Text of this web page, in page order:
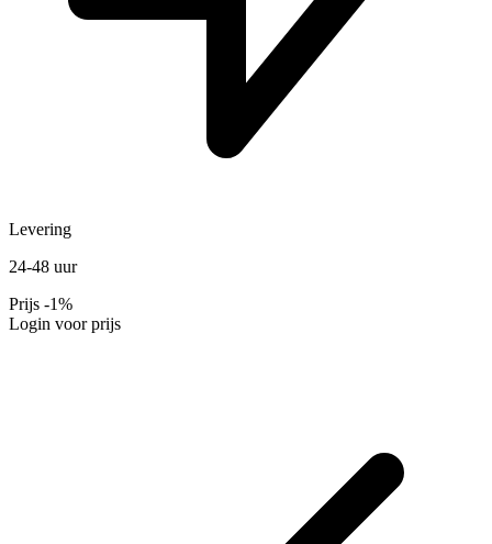
Levering
24-48 uur
Prijs -1%
Login voor prijs